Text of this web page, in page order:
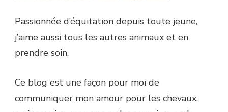
Passionnée d’équitation depuis toute jeune,
j’aime aussi tous les autres animaux et en
prendre soin.
Ce blog est une façon pour moi de
communiquer mon amour pour les chevaux,